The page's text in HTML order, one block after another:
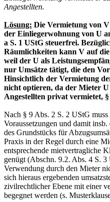
Angestellten.
Lösung: Die Vermietung von
der Einliegerwohnung von U
a S. 1 UStG steuerfrei.
Räumlichkeiten kann V auf
weil der U als
nur Umsätze tätigt, die den
Hinsichtlich der Vermietung
nicht optieren, da der Mieter
Angestellten privat vermietet,
Nach § 9 Abs. 2 S. 2 UStG
Voraussetzungen und damit
des Grundstücks für
Praxis in der Regel durch eine
entsprechende mietvertragliche
genügt (Abschn. 9.2. Abs. 4 S.
Verwendung durch den Mieter
sich hieraus ergebenden
zivilrechtlicher Ebene mit einer
begegnet werden (s.